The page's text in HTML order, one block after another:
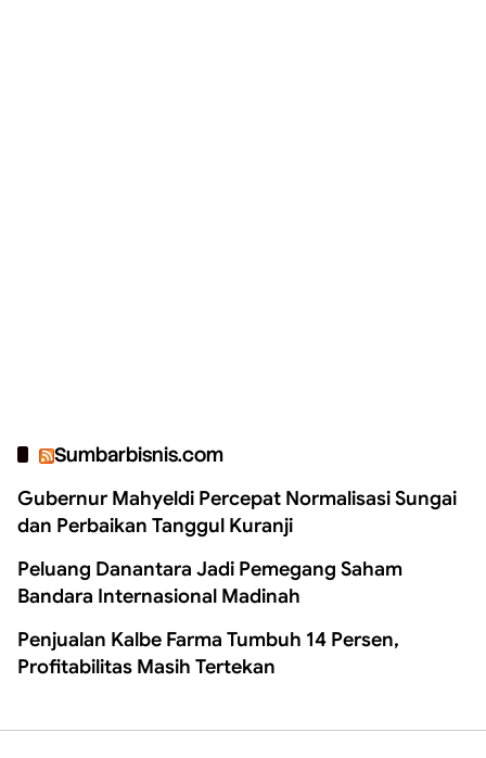
Sumbarbisnis.com
Gubernur Mahyeldi Percepat Normalisasi Sungai
dan Perbaikan Tanggul Kuranji
Peluang Danantara Jadi Pemegang Saham
Bandara Internasional Madinah
Penjualan Kalbe Farma Tumbuh 14 Persen,
Profitabilitas Masih Tertekan